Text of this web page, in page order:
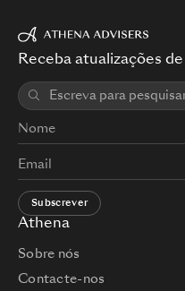
Athena
Sobre nós
Contacte-nos
Receba atualizações
Subscrever